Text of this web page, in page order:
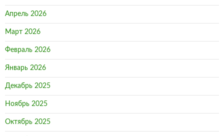
Апрель 2026
Март 2026
Февраль 2026
Январь 2026
Декабрь 2025
Ноябрь 2025
Октябрь 2025